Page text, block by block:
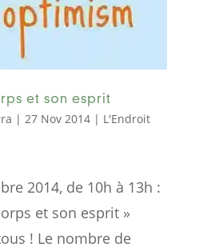
et son esprit
| 27 Nov 2014| L'Endroit
2014, de 10h à 13h :
et son esprit »
! Le nombre de